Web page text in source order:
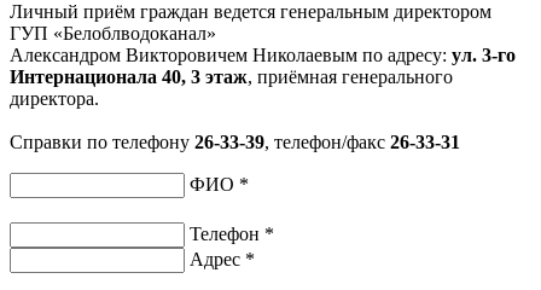
Личный приём граждан ведется генеральным директором
ГУП «Белоблводоканал»
Александром Викторовичем Николаевым по адресу: ул. 3-го
Интернационала 40, 3 этаж, приёмная генерального
директора.
Справки по телефону 26-33-39, телефон/факс 26-33-31
ФИО *
Телефон *
Адрес *